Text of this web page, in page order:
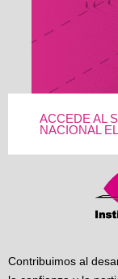
ACCEDE AL
NACIONAL
Contribuimos al